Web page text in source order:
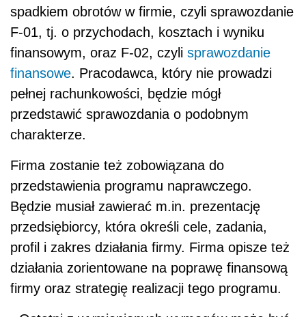
spadkiem obrotów w firmie, czyli sprawozdanie
F-01, tj. o przychodach, kosztach i wyniku
finansowym, oraz F-02, czyli sprawozdanie
finansowe. Pracodawca, który nie prowadzi
pełnej rachunkowości, będzie mógł
przedstawić sprawozdania o podobnym
charakterze.
Firma zostanie też zobowiązana do
przedstawienia programu naprawczego.
Będzie musiał zawierać m.in. prezentację
przedsiębiorcy, która określi cele, zadania,
profil i zakres działania firmy. Firma opisze też
działania zorientowane na poprawę finansową
firmy oraz strategię realizacji tego programu.